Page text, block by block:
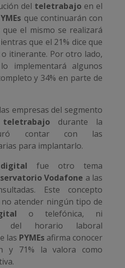
del teletrabajo en el
que continuarán con
que el mismo se realizará
que el 21% dice que
itinerante. Por otro lado,
implementará algunos
y 34% en parte de
empresas del segmento
teletrabajo durante la
contar con las
para implantarlo.
fue otro tema
Vodafone a las
Este concepto
no atender ningún tipo de
o telefónica, ni
del horario laboral
las PYMEs afirma conocer
y 71% la valora como